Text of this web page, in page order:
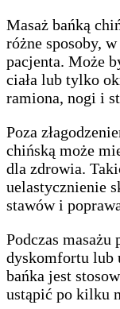
Masaż bańką
różne sposoby,
pacjenta. Może
ciała lub tylko
ramiona, nogi i
Poza
chińską może
dla zdrowia.
uelastycznienie
stawów i
Podczas
dyskomfortu lub
bańka jest
ustąpić po kilku